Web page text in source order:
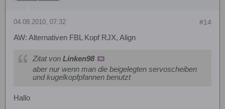
#14
04.08.2010, 07:32
AW: Alternativen FBL Kopf RJX, Align
Zitat von Linken98
aber nur wenn man die beigelegten servoscheiben
und kugelkopfpfannen benutzt
Hallo